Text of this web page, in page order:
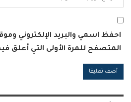
احفظ اسمي والبريد الإلكتروني
المتصفح للمرة الأولى التي أعلق